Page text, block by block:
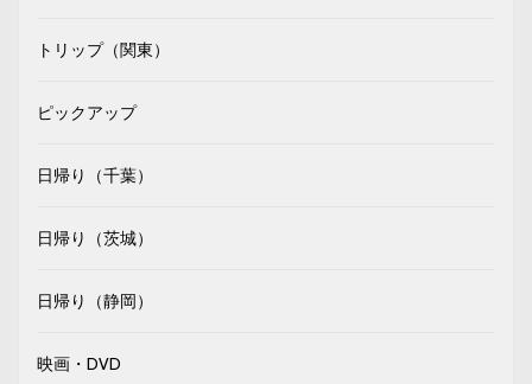
トリップ（関東）
ピックアップ
日帰り（千葉）
日帰り（茨城）
日帰り（静岡）
映画・DVD